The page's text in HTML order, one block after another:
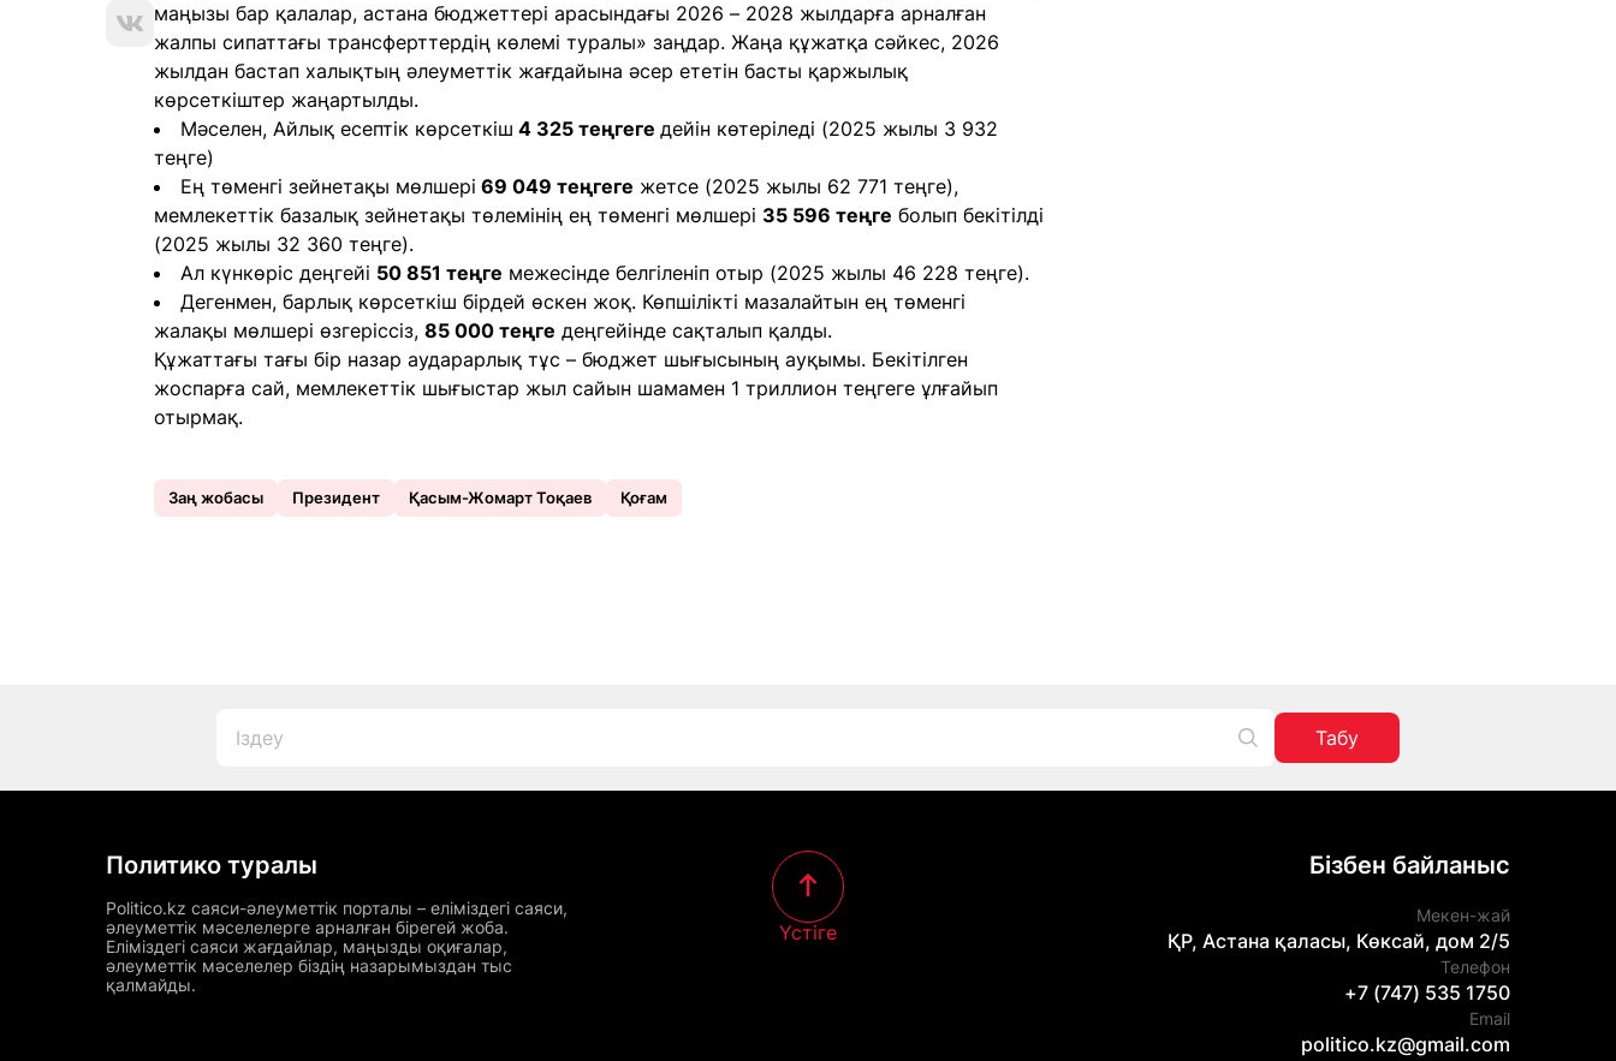
маңызы бар қалалар, астана бюджеттері арасындағы 2026 – 2028 жылдарға арналған
жалпы сипаттағы трансферттердің көлемі туралы» заңдар. Жаңа құжатқа сәйкес, 2026
жылдан бастап халықтың әлеуметтік жағдайына әсер ететін басты қаржылық
көрсеткіштер жаңартылды.
Мәселен, Айлық есептік көрсеткіш 4 325 теңгеге дейін көтеріледі (2025 жылы 3 932
теңге)
Ең төменгі зейнетақы мөлшері 69 049 теңгеге жетсе (2025 жылы 62 771 теңге),
мемлекеттік базалық зейнетақы төлемінің ең төменгі мөлшері 35 596 теңге болып бекітілді
(2025 жылы 32 360 теңге).
Ал күнкөріс деңгейі 50 851 теңге межесінде белгіленіп отыр (2025 жылы 46 228 теңге).
Дегенмен, барлық көрсеткіш бірдей өскен жоқ. Көпшілікті мазалайтын ең төменгі
жалақы мөлшері өзгеріссіз, 85 000 теңге деңгейінде сақталып қалды.
Құжаттағы тағы бір назар аударарлық тұс – бюджет шығысының ауқымы. Бекітілген
жоспарға сай, мемлекеттік шығыстар жыл сайын шамамен 1 триллион теңгеге ұлғайып
отырмақ.
Заң жобасы Президент Қасым-Жомарт Тоқаев Қоғам
Табу
Политико туралы
Politico.kz саяси-әлеуметтік порталы – еліміздегі саяси,
әлеуметтік мәселелерге арналған бірегей жоба.
Еліміздегі саяси жағдайлар, маңызды оқиғалар,
әлеуметтік мәселелер біздің назарымыздан тыс
қалмайды.
Үстіге
Бізбен байланыс
Мекен-жай
ҚР, Астана қаласы, Көксай, дом 2/5
Телефон
+7 (747) 535 1750
Email
politico.kz@gmail.com